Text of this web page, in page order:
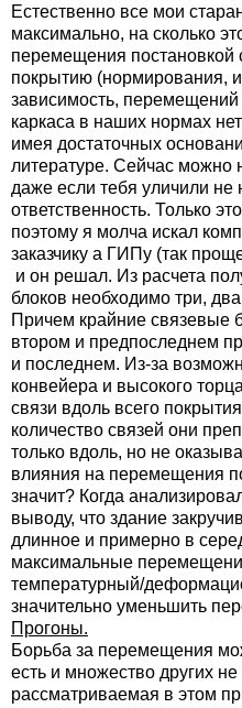
Естественно все мои
максимально, на сколько
перемещения постановкой
покрытию (нормирования,
зависимость,
каркаса в наших нормах
имея достаточных
литературе. Сейчас можно
даже если тебя уличили не
ответственность. Только
поэтому я молча искал
заказчику а ГИПу (так
и он решал. Из расчета
блоков необходимо три,
Причем крайние связевые
втором и предпоследнем
и последнем. Из-за
конвейера и высокого
связи вдоль всего
количество связей они
только вдоль, но не
влияния на перемещения
значит? Когда
выводу, что здание
длинное и примерно в
максимальные
температурный/
значительно уменьшить
Прогоны.
Борьба за перемещения
есть и множество других
рассматриваемая в этом